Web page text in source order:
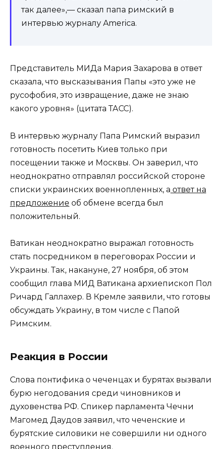
так далее»,— сказал папа римский в
интервью журналу America.
Представитель МИДа Мария Захарова в ответ
сказала, что высказывания Папы «это уже не
русофобия, это извращение, даже не знаю
какого уровня» (цитата ТАСС).
В интервью журналу Папа Римский выразил
готовность посетить Киев только при
посещении также и Москвы. Он заверил, что
неоднократно отправлял российской стороне
списки украинских военнопленных, а ответ на
предложение об обмене всегда был
положительный.
Ватикан неоднократно выражал готовность
стать посредником в переговорах России и
Украины. Так, накануне, 27 ноября, об этом
сообщил глава МИД Ватикана архиепископ Пол
Ричард Галлахер. В Кремле заявили, что готовы
обсуждать Украину, в том числе с Папой
Римским.
Реакция в России
Слова понтифика о чеченцах и бурятах вызвали
бурю негодования среди чиновников и
духовенства РФ. Спикер парламента Чечни
Магомед Даудов заявил, что чеченские и
бурятские силовики не совершили ни одного
военного преступления.